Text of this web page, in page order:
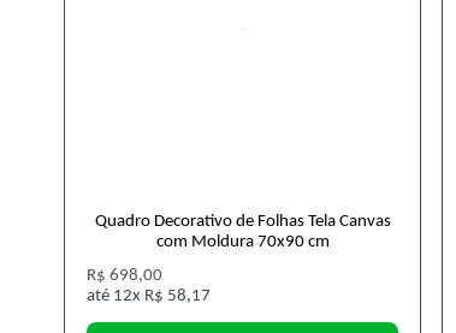
Quadro Decorativo de Folhas Tela Canvas
com Moldura 70x90 cm
R$ 698,00
12x R$ 58,17